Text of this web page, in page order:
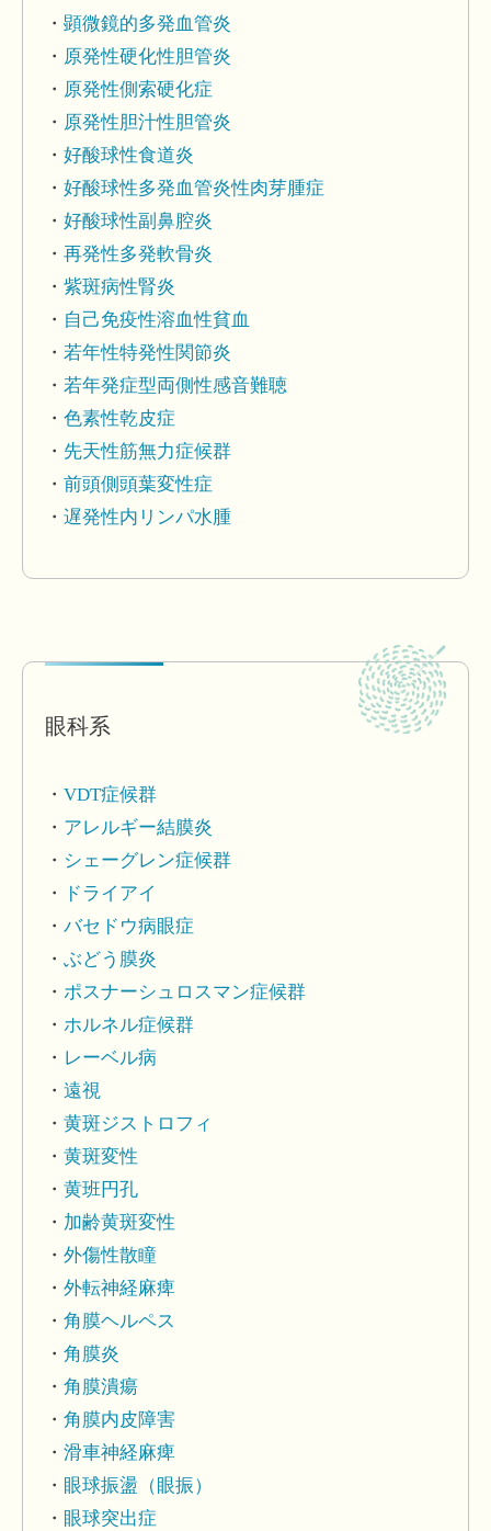
顕微鏡的多発血管炎
原発性硬化性胆管炎
原発性側索硬化症
原発性胆汁性胆管炎
好酸球性食道炎
好酸球性多発血管炎性肉芽腫症
好酸球性副鼻腔炎
再発性多発軟骨炎
紫斑病性腎炎
自己免疫性溶血性貧血
若年性特発性関節炎
若年発症型両側性感音難聴
色素性乾皮症
先天性筋無力症候群
前頭側頭葉変性症
遅発性内リンパ水腫
眼科系
VDT症候群
アレルギー結膜炎
シェーグレン症候群
ドライアイ
バセドウ病眼症
ぶどう膜炎
ポスナーシュロスマン症候群
ホルネル症候群
レーベル病
遠視
黄斑ジストロフィ
黄斑変性
黄班円孔
加齢黄斑変性
外傷性散瞳
外転神経麻痺
角膜ヘルペス
角膜炎
角膜潰瘍
角膜内皮障害
滑車神経麻痺
眼球振盪（眼振）
眼球突出症